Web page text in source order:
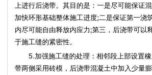
上进行后浇带。其目的是：一是尽可能保证
加快环形基础整体施工进度;二是保证第一浇
内尽可能自由释放内应力;第三，后浇带可以
于施工缝的紧密性。
5.加强施工缝的处理：相邻段上部设置橡
带两侧采用砖模，后浇带混凝土中加入少量